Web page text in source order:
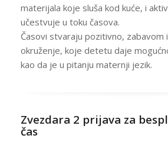
materijala koje sluša kod kuće, i
učestvuje u toku časova.
Časovi stvaraju pozitivno, zabavom
okruženje, koje detetu daje
kao da je u pitanju maternji jezik.
Zvezdara 2 prijava za
čas